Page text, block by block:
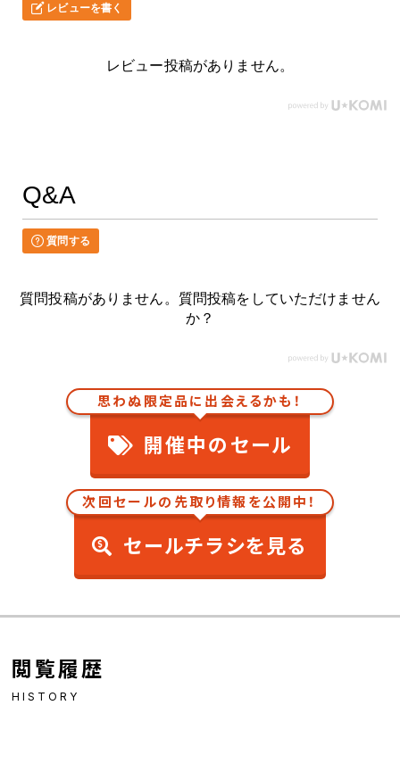
レビューを書く
レビュー投稿がありません。
Q&A
質問する
質問投稿がありません。質問投稿をしていただけません
か？
思わぬ限定品に出会えるかも！
開催中のセール
次回セールの先取り情報を公開中！
セールチラシを見る
閲覧履歴
HISTORY